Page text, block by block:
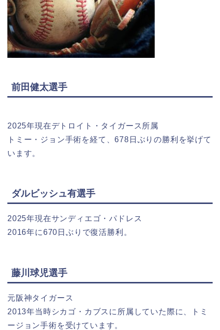
前田健太選手
2025年現在デトロイト・タイガース所属
トミー・ジョン手術を経て、678日ぶりの勝利を挙げて
います。
ダルビッシュ有選手
2025年現在サンディエゴ・パドレス
2016年に670日ぶりで復活勝利。
藤川球児選手
元阪神タイガース
2013年当時シカゴ・カブスに所属していた際に、トミ
ージョン手術を受けています。